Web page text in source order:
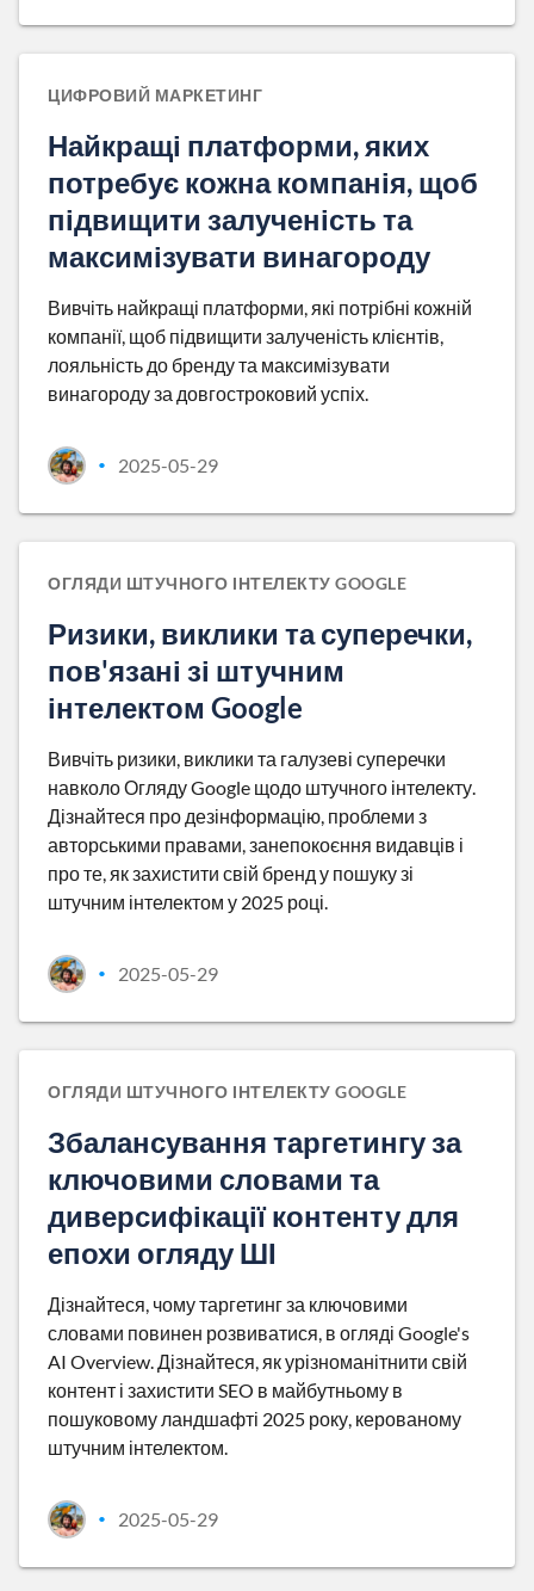
ЦИФРОВИЙ МАРКЕТИНГ
Найкращі платформи, яких
потребує кожна компанія, щоб
підвищити залученість та
максимізувати винагороду
Вивчіть найкращі платформи, які потрібні кожній
компанії, щоб підвищити залученість клієнтів,
лояльність до бренду та максимізувати
винагороду за довгостроковий успіх.
• 2025-05-29
ОГЛЯДИ ШТУЧНОГО ІНТЕЛЕКТУ GOOGLE
Ризики, виклики та суперечки,
пов'язані зі штучним
інтелектом Google
Вивчіть ризики, виклики та галузеві суперечки
навколо Огляду Google щодо штучного інтелекту.
Дізнайтеся про дезінформацію, проблеми з
авторськими правами, занепокоєння видавців і
про те, як захистити свій бренд у пошуку зі
штучним інтелектом у 2025 році.
• 2025-05-29
ОГЛЯДИ ШТУЧНОГО ІНТЕЛЕКТУ GOOGLE
Збалансування таргетингу за
ключовими словами та
диверсифікації контенту для
епохи огляду ШІ
Дізнайтеся, чому таргетинг за ключовими
словами повинен розвиватися, в огляді Google's
AI Overview. Дізнайтеся, як урізноманітнити свій
контент і захистити SEO в майбутньому в
пошуковому ландшафті 2025 року, керованому
штучним інтелектом.
• 2025-05-29